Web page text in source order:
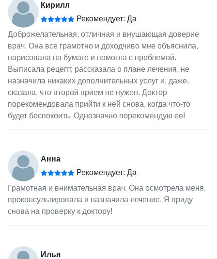
Кирилл
Рекомендует: Да
Доброжелательная, отличная и внушающая доверие
врач. Она все грамотно и доходчиво мне объяснила,
нарисовала на бумаге и помогла с проблемой.
Выписала рецепт, рассказала о плане лечения, не
назначила никаких дополнительных услуг и, даже,
сказала, что второй прием не нужен. Доктор
порекомендовала прийти к ней снова, когда что-то
будет беспокоить. Однозначно порекомендую ее!
Анна
Рекомендует: Да
Грамотная и внимательная врач. Она осмотрела меня,
проконсультировала и назначила лечение. Я приду
снова на проверку к доктору!
Илья